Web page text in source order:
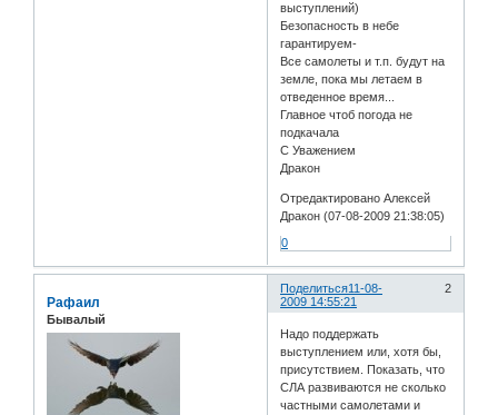
выступлений)
Безопасность в небе
гарантируем-
Все самолеты и т.п. будут на
земле, пока мы летаем в
отведенное время...
Главное чтоб погода не
подкачала
С Уважением
Дракон
Отредактировано Алексей
Дракон (07-08-2009 21:38:05)
0
Поделиться 2
11-08-
2009 14:55:21
Рафаил
Бывалый
Надо поддержать
выступлением или, хотя бы,
присутствием. Показать, что
СЛА развиваются не сколько
частными самолетами и